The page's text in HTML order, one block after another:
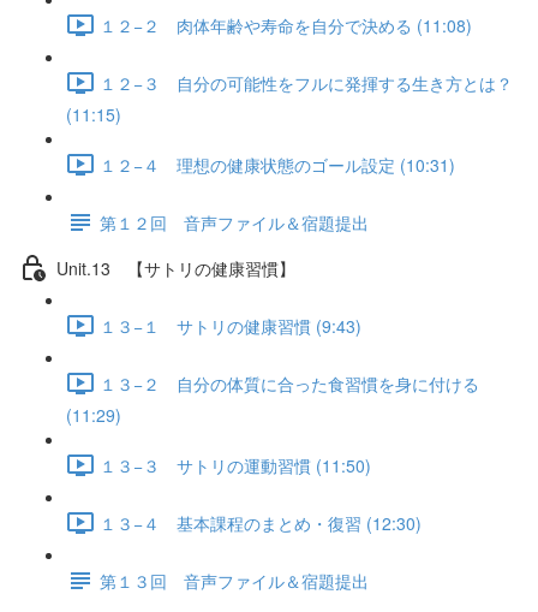
１２−２ 肉体年齢や寿命を自分で決める (11:08)
１２−３ 自分の可能性をフルに発揮する生き方とは？
(11:15)
１２−４ 理想の健康状態のゴール設定 (10:31)
第１２回 音声ファイル＆宿題提出
Unit.13 【サトリの健康習慣】
１３−１ サトリの健康習慣 (9:43)
１３−２ 自分の体質に合った食習慣を身に付ける
(11:29)
１３−３ サトリの運動習慣 (11:50)
１３−４ 基本課程のまとめ・復習 (12:30)
第１３回 音声ファイル＆宿題提出